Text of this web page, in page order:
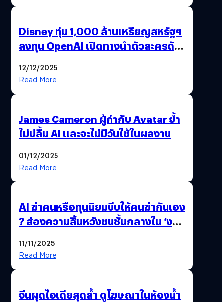
Disney ทุ่ม 1,000 ล้านเหรียญสหรัฐฯ
ลงทุน OpenAI เปิดทางนำตัวละครดัง
12/12/2025
Read More
James Cameron ผู้กำกับ Avatar ย้ำ
ไม่ปลื้ม AI และจะไม่มีวันใช้ในผลงาน
01/12/2025
Read More
AI ฆ่าคนหรือทุนนิยมบีบให้คนฆ่ากันเอง
? ส่องความสิ้นหวังชนชั้นกลางใน ‘งาน
11/11/2025
Read More
จีนผุดไอเดียสุดล้ำ ดูโฆษณาในห้องน้ำ